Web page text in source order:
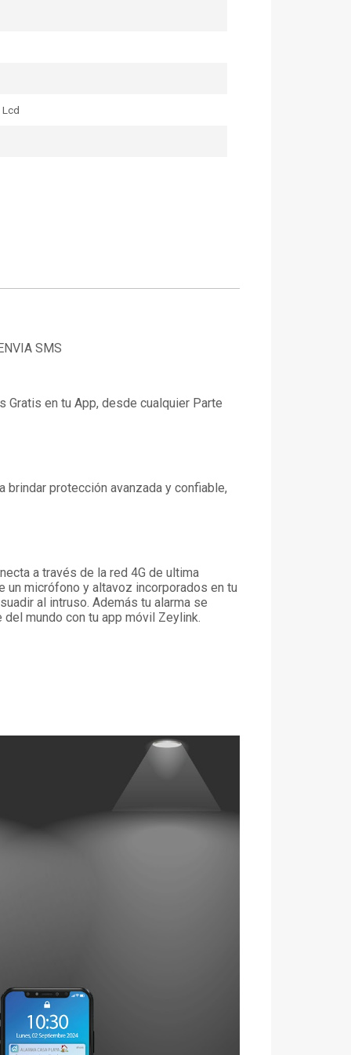
SMS
Gratis en tu App, desde cualquier Parte
brindar protección avanzada y confiable,
a través de la red 4G de ultima
un micrófono y altavoz incorporados en tu
al intruso. Además tu alarma se
mundo con tu app móvil Zeylink.